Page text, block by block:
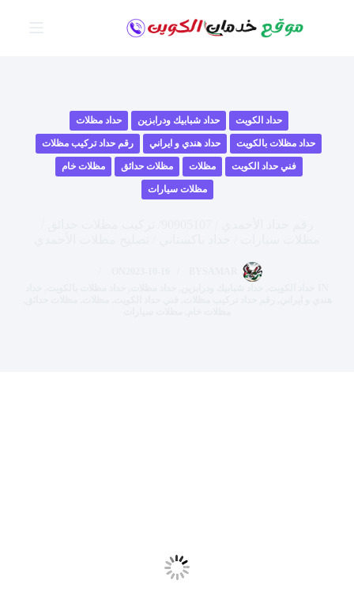
حداد الكويت حداد شبابيك ودرابزين حداد مظلات
حداد مظلات بالكويت حداد هندي و ايراني رقم حداد تركيب مظلات
فني حداد الكويت مظلات مظلات حدائق مظلات خام
مظلات سيارات